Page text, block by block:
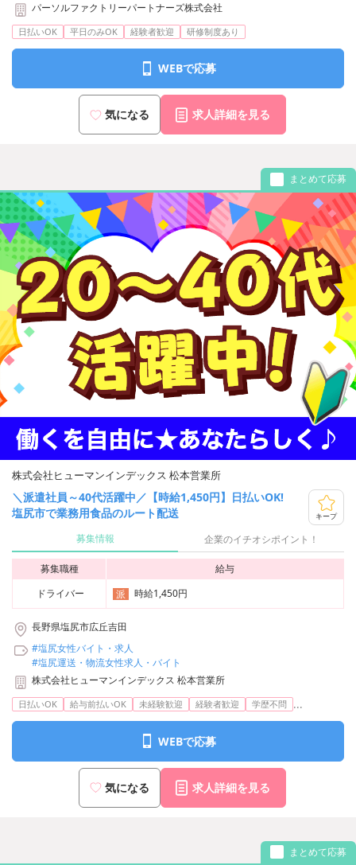
パーソルファクトリーパートナーズ株式会社
日払いOK 平日のみOK 経験者歓迎 研修制度あり
WEBで応募
気になる 求人詳細を見る
まとめて応募
株式会社ヒューマンインデックス 松本営業所
＼派遣社員～40代活躍中／【時給1,450円】日払いOK!
塩尻市で業務用食品のルート配送
キープ
募集情報 企業のイチオシポイント！
募集職種
給与
ドライバー
派 時給1,450円
長野県塩尻市広丘吉田
#塩尻女性バイト・求人
#塩尻運送・物流女性求人・バイト
株式会社ヒューマンインデックス 松本営業所
日払いOK 給与前払いOK 未経験歓迎 経験者歓迎 学歴不問 ...
WEBで応募
気になる 求人詳細を見る
まとめて応募